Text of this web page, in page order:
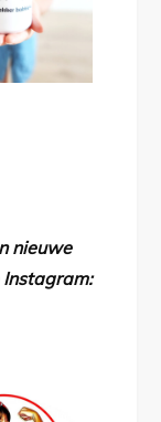
nieuwe
Instagram: